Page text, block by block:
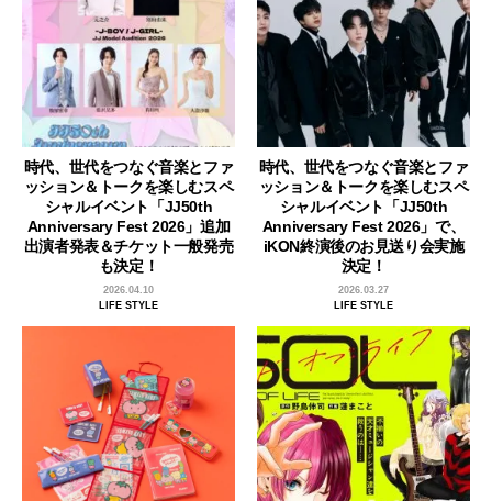
時代、世代をつなぐ音楽とファ
ッション＆トークを楽しむスペ
シャルイベント「JJ50th
Anniversary Fest 2026」追加
出演者発表＆チケット一般発売
も決定！
2026.04.10
LIFE STYLE
時代、世代をつなぐ音楽とファ
ッション＆トークを楽しむスペ
シャルイベント「JJ50th
Anniversary Fest 2026」で、
iKON終演後のお見送り会実施
決定！
2026.03.27
LIFE STYLE